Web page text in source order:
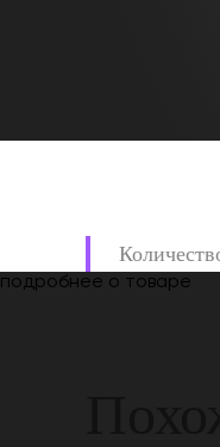
подробнее о товаре